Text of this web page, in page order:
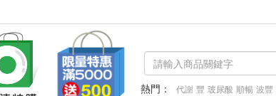
熱門：
代謝 豐 玻尿酸 順暢 波豐